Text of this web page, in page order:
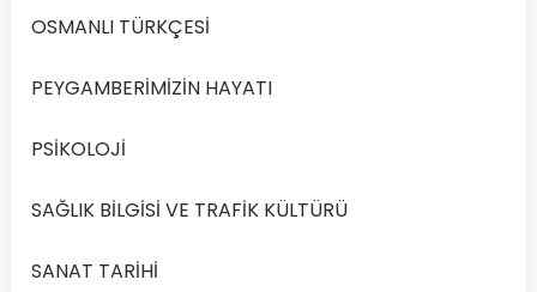
bir
oluşturan
elementlerin
kütleleri
arasındaki
hep
OSMANLI TÜRKÇESİ
PEYGAMBERİMİZİN HAYATI
PSİKOLOJİ
SAĞLIK BİLGİSİ VE TRAFİK KÜLTÜRÜ
SANAT TARİHİ